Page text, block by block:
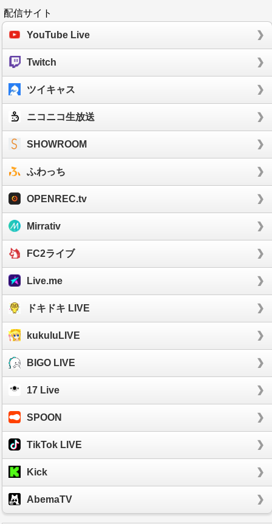
配信サイト
YouTube Live
Twitch
ツイキャス
ニコニコ生放送
SHOWROOM
ふわっち
OPENREC.tv
Mirrativ
FC2ライブ
Live.me
ドキドキ LIVE
kukuluLIVE
BIGO LIVE
17 Live
SPOON
TikTok LIVE
Kick
AbemaTV